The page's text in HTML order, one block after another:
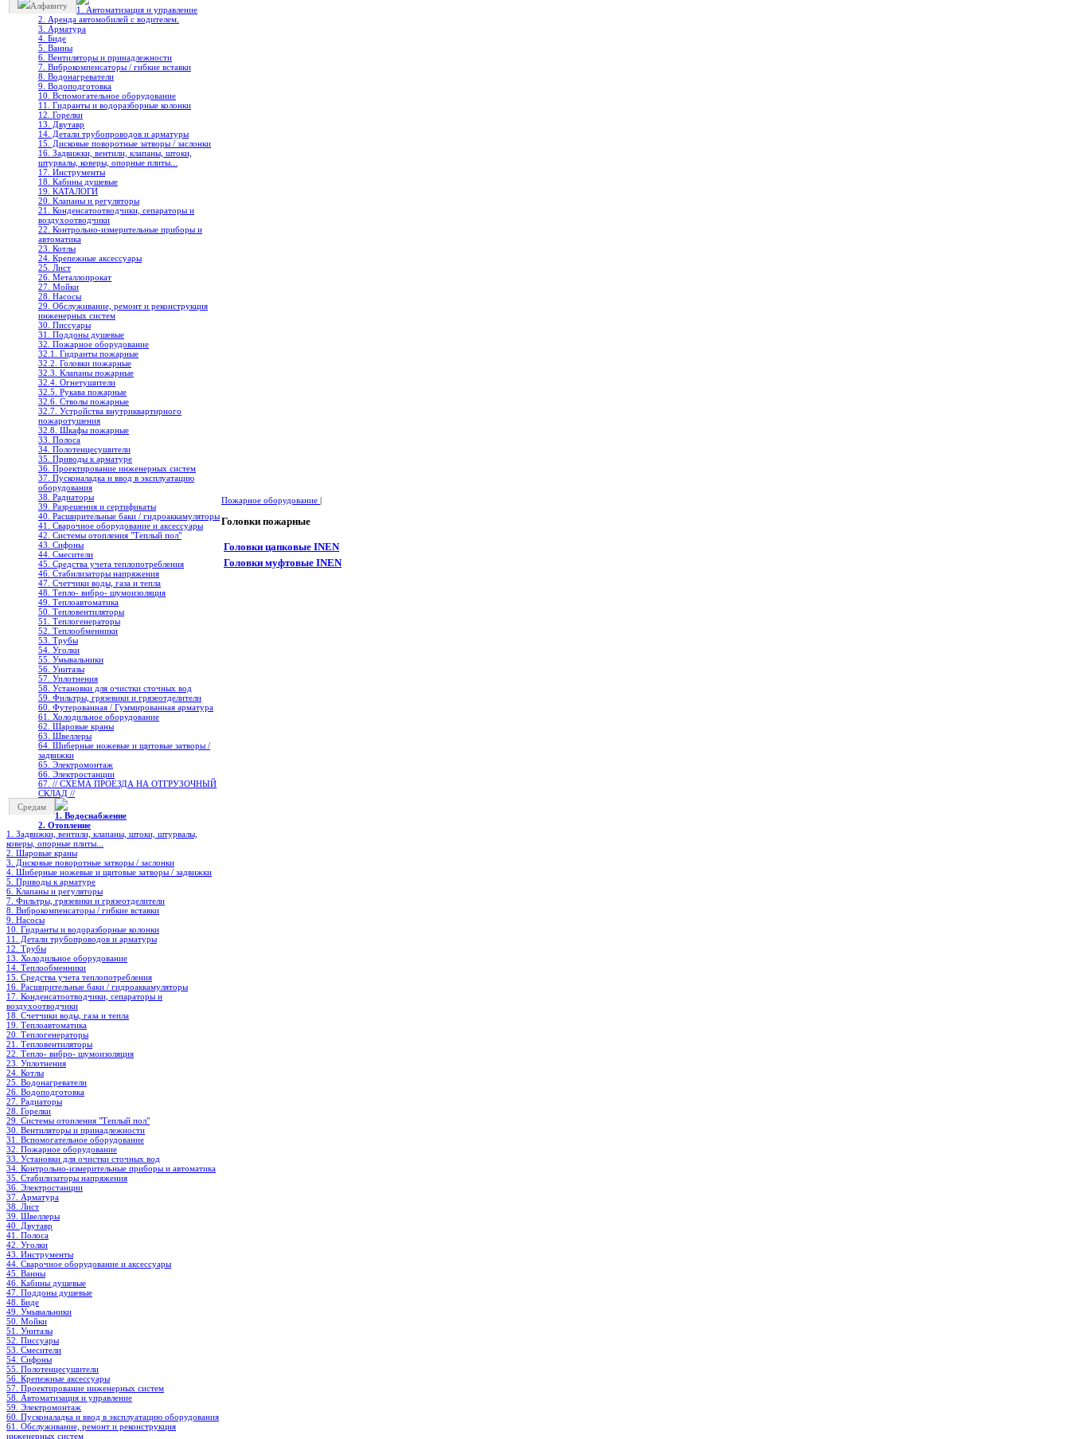
Алфавиту
1. Автоматизация и управление
2. Аренда автомобилей с водителем.
3. Арматура
4. Биде
5. Ванны
6. Вентиляторы и принадлежности
7. Виброкомпенсаторы / гибкие вставки
8. Водонагреватели
9. Водоподготовка
10. Вспомогательное оборудование
11. Гидранты и водоразборные колонки
12. Горелки
13. Двутавр
14. Детали трубопроводов и арматуры
15. Дисковые поворотные затворы / заслонки
16. Задвижки, вентили, клапаны, штоки,
штурвалы, коверы, опорные плиты...
17. Инструменты
18. Кабины душевые
19. КАТАЛОГИ
20. Клапаны и регуляторы
21. Конденсатоотводчики, сепараторы и
воздухоотводчики
22. Контрольно-измерительные приборы и
автоматика
23. Котлы
24. Крепежные аксессуары
25. Лист
26. Металлопрокат
27. Мойки
28. Насосы
29. Обслуживание, ремонт и реконструкция
инженерных систем
30. Писсуары
31. Поддоны душевые
32. Пожарное оборудование
32.1. Гидранты пожарные
32.2. Головки пожарные
32.3. Клапаны пожарные
32.4. Огнетушители
32.5. Рукава пожарные
32.6. Стволы пожарные
32.7. Устройства внутриквартирного
пожаротушения
32.8. Шкафы пожарные
33. Полоса
34. Полотенцесушители
35. Приводы к арматуре
36. Проектирование инженерных систем
37. Пусконаладка и ввод в эксплуатацию
оборудования
38. Радиаторы
39. Разрешения и сертификаты
40. Расширительные баки / гидроаккамуляторы
41. Сварочное оборудование и аксессуары
42. Системы отопления "Теплый пол"
43. Сифоны
44. Смесители
45. Средства учета теплопотребления
46. Стабилизаторы напряжения
47. Счетчики воды, газа и тепла
48. Тепло- вибро- шумоизоляция
49. Теплоавтоматика
50. Тепловентиляторы
51. Теплогенераторы
52. Теплообменники
53. Трубы
54. Уголки
55. Умывальники
56. Унитазы
57. Уплотнения
58. Установки для очистки сточных вод
59. Фильтры, грязевики и грязеотделители
60. Футерованная / Гуммированная арматура
61. Холодильное oборудование
62. Шаровые краны
63. Швеллеры
64. Шиберные ножевые и щитовые затворы /
задвижки
65. Электромонтаж
66. Электростанции
67. // СХЕМА ПРОЕЗДА НА ОТГРУЗОЧНЫЙ
СКЛАД //
Средам
1. Водоснабжение
2. Отопление
1. Задвижки, вентили, клапаны, штоки, штурвалы,
коверы, опорные плиты...
2. Шаровые краны
3. Дисковые поворотные затворы / заслонки
4. Шиберные ножевые и щитовые затворы / задвижки
5. Приводы к арматуре
6. Клапаны и регуляторы
7. Фильтры, грязевики и грязеотделители
8. Виброкомпенсаторы / гибкие вставки
9. Насосы
10. Гидранты и водоразборные колонки
11. Детали трубопроводов и арматуры
12. Трубы
13. Холодильное oборудование
14. Теплообменники
15. Средства учета теплопотребления
16. Расширительные баки / гидроаккамуляторы
17. Конденсатоотводчики, сепараторы и
воздухоотводчики
18. Счетчики воды, газа и тепла
19. Теплоавтоматика
20. Теплогенераторы
21. Тепловентиляторы
22. Тепло- вибро- шумоизоляция
23. Уплотнения
24. Котлы
25. Водонагреватели
26. Водоподготовка
27. Радиаторы
28. Горелки
29. Системы отопления "Теплый пол"
30. Вентиляторы и принадлежности
31. Вспомогательное оборудование
32. Пожарное оборудование
33. Установки для очистки сточных вод
34. Контрольно-измерительные приборы и автоматика
35. Стабилизаторы напряжения
36. Электростанции
37. Арматура
38. Лист
39. Швеллеры
40. Двутавр
41. Полоса
42. Уголки
43. Инструменты
44. Сварочное оборудование и аксессуары
45. Ванны
46. Кабины душевые
47. Поддоны душевые
48. Биде
49. Умывальники
50. Мойки
51. Унитазы
52. Писсуары
53. Смесители
54. Сифоны
55. Полотенцесушители
56. Крепежные аксессуары
57. Проектирование инженерных систем
58. Автоматизация и управление
59. Электромонтаж
60. Пусконаладка и ввод в эксплуатацию оборудования
61. Обслуживание, ремонт и реконструкция
инженерных систем
Пожарное оборудование |
Головки пожарные
Головки цапковые INEN
Головки муфтовые INEN